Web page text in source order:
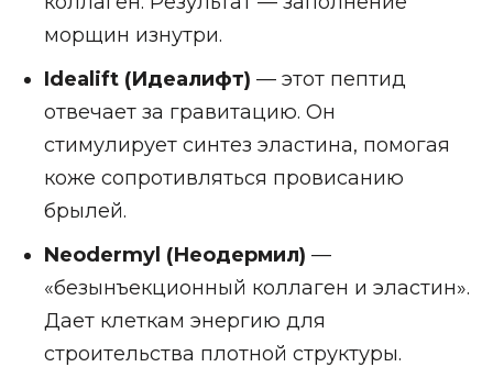
морщин изнутри.
Idealift (Идеалифт) — этот пептид
отвечает за гравитацию. Он
стимулирует синтез эластина, помогая
коже сопротивляться провисанию
брылей.
Neodermyl (Неодермил) —
«безынъекционный коллаген и эластин».
Дает клеткам энергию для
строительства плотной структуры.